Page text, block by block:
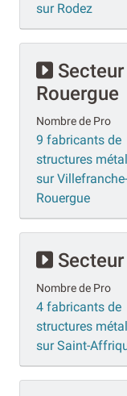
sur Rodez
Rouergue
Nombre de Pro
9 fabricants de
structures
sur
Rouergue
Nombre de Pro
4 fabricants de
structures
sur Saint-